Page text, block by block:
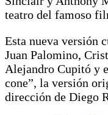
teatro del famoso
Esta nueva versión
Juan Palomino,
Alejandro Cupitó y
cone”, la versión
dirección de Diego